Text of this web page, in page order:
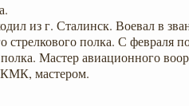
из г. Сталинск. Воевал в
стрелкового полка. С февраля
Мастер авиационного
КМК, мастером.